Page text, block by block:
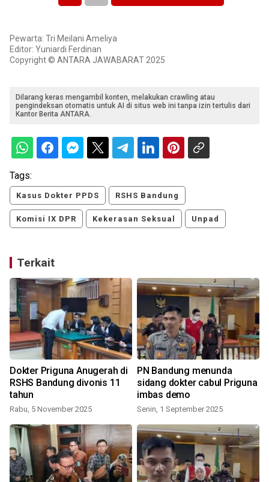
Pewarta: Tri Meilani Ameliya
Editor: Yuniardi Ferdinan
Copyright © ANTARA JAWABARAT 2025
Dilarang keras mengambil konten, melakukan crawling atau
pengindeksan otomatis untuk AI di situs web ini tanpa izin tertulis dari
Kantor Berita ANTARA.
Tags:
Kasus Dokter PPDS RSHS Bandung
Komisi IX DPR Kekerasan Seksual Unpad
Terkait
Dokter Priguna Anugerah di
RSHS Bandung divonis 11
tahun
Rabu, 5 November 2025
PN Bandung menunda
sidang dokter cabul Priguna
imbas demo
Senin, 1 September 2025